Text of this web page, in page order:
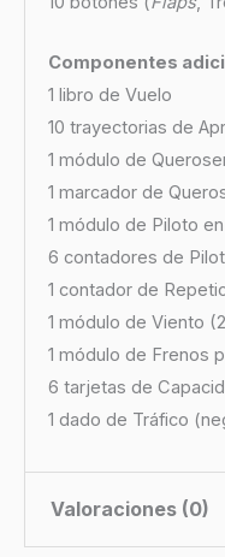
Componentes
1 libro de Vuelo
10 trayectorias de
1 módulo de
1 marcador de
1 módulo de Piloto
6 contadores de
1 contador de
1 módulo de Viento
1 módulo de Frenos
6 tarjetas de
1 dado de Tráfico
Valoraciones (0)